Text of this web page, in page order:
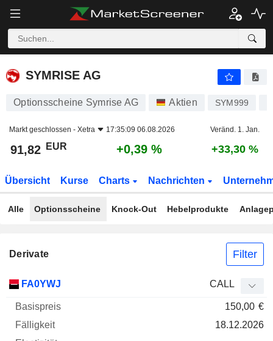
SYMRISE AG
SYMRISE AG
Optionsscheine Symrise AG Aktien SYM999
Markt geschlossen - Xetra 17:35:09 06.08.2026 Veränd. 1. Jan.
91,82 EUR +0,39 % +33,30 %
Übersicht Kurse Charts Nachrichten
Alle Optionsscheine Knock-Out Hebelprodukte
Derivate Filter
Basispreis
Delta
FA0YWJ CALL
150,00 €
18.12.2026